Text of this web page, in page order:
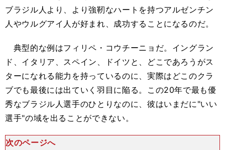
ブラジル人より、より強靭なハートを持つアルゼンチン
人やウルグアイ人が好まれ、成功することになるのだ。
典型的な例はフィリペ・コウチーニョだ。イングラン
ド、イタリア、スペイン、ドイツと、どこであろうがス
ターになれる能力を持っているのに、実際はどこのクラ
ブでも最後には出ていく羽目に陥る。この20年で最も優
秀なブラジル人選手のひとりなのに、彼はいまだに"いい
選手"の域を出ることができない。
次のページへ